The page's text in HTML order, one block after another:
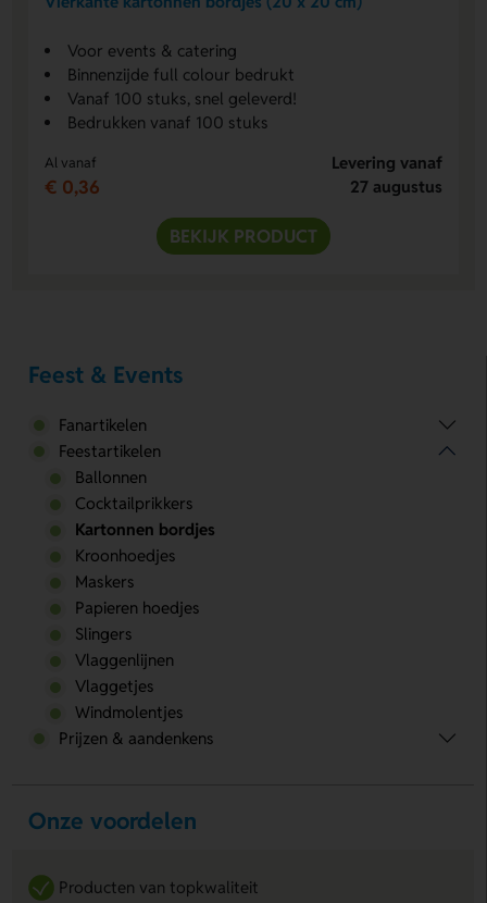
Voor events & catering
Binnenzijde full colour bedrukt
Vanaf 100 stuks, snel geleverd!
Bedrukken vanaf 100 stuks
Al vanaf
€ 0,36
Levering vanaf
27 augustus
BEKIJK PRODUCT
Feest & Events
Fanartikelen
Feestartikelen
Ballonnen
Cocktailprikkers
Kartonnen bordjes
Kroonhoedjes
Maskers
Papieren hoedjes
Slingers
Vlaggenlijnen
Vlaggetjes
Windmolentjes
Prijzen & aandenkens
Onze voordelen
Producten van topkwaliteit